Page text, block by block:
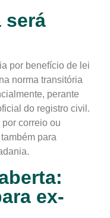
será
por benefício de lei
norma transitória
, perante
do registro civil.
correio ou
para
.
ex-